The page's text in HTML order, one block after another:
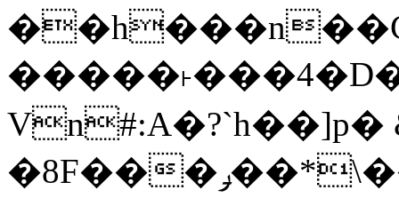
Vn#:A�?`h��]p�
�8F���ݛ��*\��U��S